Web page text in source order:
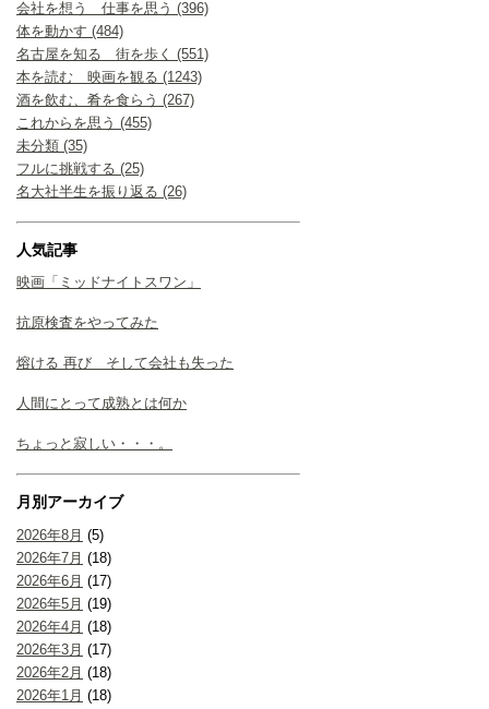
会社を想う 仕事を思う (396)
体を動かす (484)
名古屋を知る 街を歩く (551)
本を読む 映画を観る (1243)
酒を飲む、肴を食らう (267)
これからを思う (455)
未分類 (35)
フルに挑戦する (25)
名大社半生を振り返る (26)
人気記事
映画「ミッドナイトスワン」
抗原検査をやってみた
熔ける 再び そして会社も失った
人間にとって成熟とは何か
ちょっと寂しい・・・。
月別アーカイブ
2026年8月 (5)
2026年7月 (18)
2026年6月 (17)
2026年5月 (19)
2026年4月 (18)
2026年3月 (17)
2026年2月 (18)
2026年1月 (18)